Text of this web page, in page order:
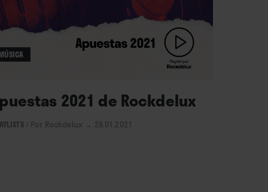
2021 de Rockdelux
/ Por Rockdelux → 28.01.2021